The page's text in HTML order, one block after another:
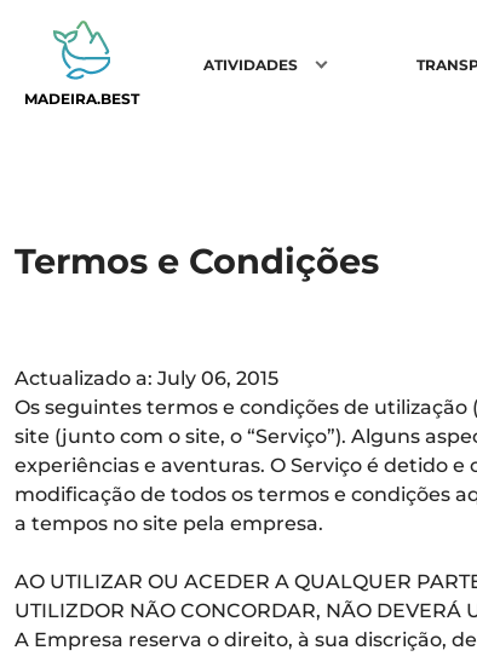
MADEIRA.BEST
ATIVIDADES
Termos e Condições
Actualizado a: July 06, 2015
Os seguintes termos e condições de utilização
site (junto com o site, o “Serviço”). Alguns
experiências e aventuras. O Serviço é detido e
modificação de todos os termos e condições
a tempos no site pela empresa.
AO UTILIZAR OU ACEDER A QUALQUER
UTILIZDOR NÃO CONCORDAR, NÃO DEVERÁ
A Empresa reserva o direito, à sua discrição,